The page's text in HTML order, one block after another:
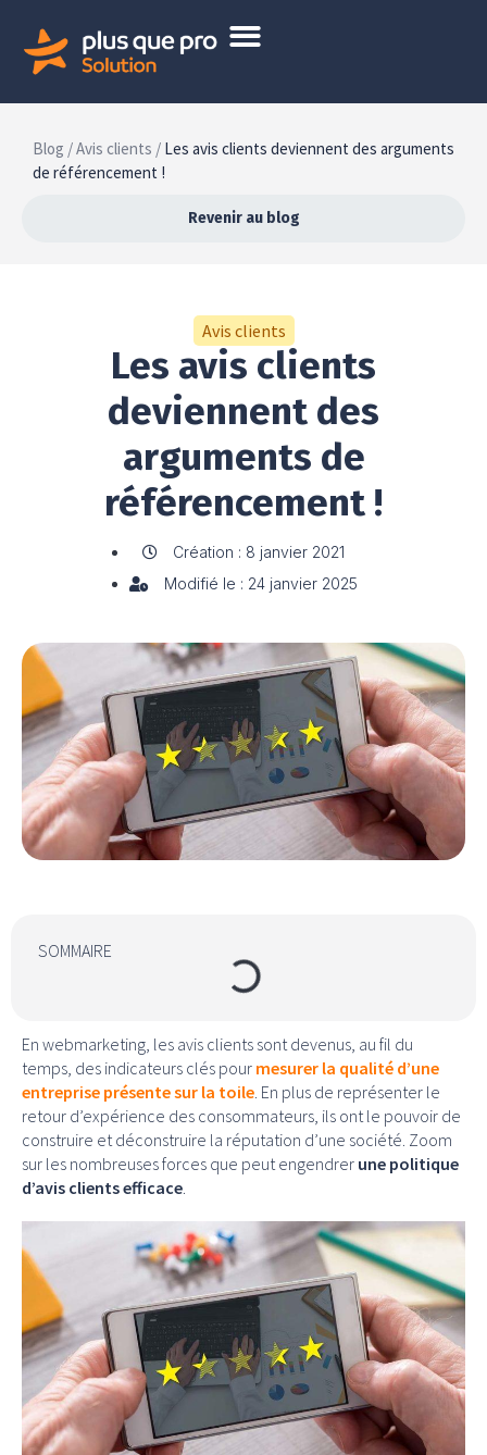
Blog /Avis clients / Les avis clients deviennent des arguments
de référencement !
Revenir au blog
Avis clients
Les avis clients
deviennent des
arguments de
référencement !
Création : 8 janvier 2021
Modifié le : 24 janvier 2025
En webmarketing, les avis clients sont devenus, au fil du
temps, des indicateurs clés pour mesurer la qualité d’une
entreprise présente sur la toile . En plus de représenter le
retour d’expérience des consommateurs, ils ont le pouvoir de
construire et déconstruire la réputation d’une société. Zoom
sur les nombreuses forces que peut engendrer une politique
d’avis clients efficace
SOMMAIRE